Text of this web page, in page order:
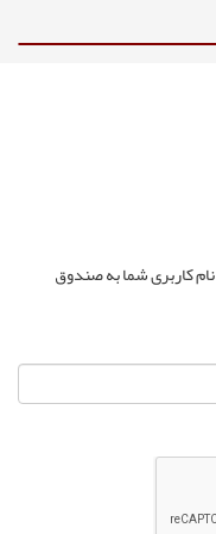
نام کاربری شما به صندوق